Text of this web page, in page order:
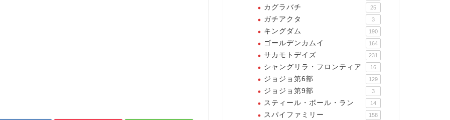
カグラバチ 25
ガチアクタ 3
キングダム 190
ゴールデンカムイ 164
サカモトデイズ 231
シャングリラ・フロンティア 16
ジョジョ第6部 129
ジョジョ第9部 3
スティール・ボール・ラン 14
スパイファミリー 158